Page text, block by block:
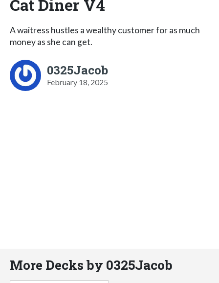
Cat Diner V4
A waitress hustles a wealthy customer for as much
money as she can get.
0325Jacob
February 18, 2025
More Decks by 0325Jacob